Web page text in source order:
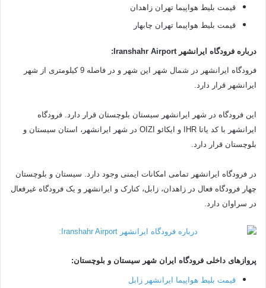
قیمت بلیط هواپیما تهران زاهدان
قیمت بلیط هواپیما تهران چابهار
درباره فرودگاه ایرانشهر Iranshahr Airport:
فرودگاه ایرانشهر در شمال شهر این شهر و در فاصله 9 کیلومتری از شهر
ایرانشهر قرار دارد.
این فرودگاه در شهر ایرانشهر سیستان بلوچستان قرار دارد. فرودگاه
ایرانشهر با کد یاتا IHR و ایکائو OIZI در شهر ایرانشهر، استان سیستان و
بلوچستان قرار دارد.
در فرودگاه ایرانشهر تمامی امکانات ایمنی وجود دارد. سیستان و بلوچستان
چهار فرودگاه فعال در زاهدان، زابل، کنارک و ایرانشهر و یک فرودگاه غیرفعال
در سراوان دارد.
پروازهای داخلی فرودگاه ایران شهر سیستان و بلوچستان:
قیمت بلیط هواپیما ایرانشهر زابل